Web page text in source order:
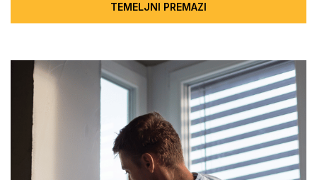
TEMELJNI PREMAZI